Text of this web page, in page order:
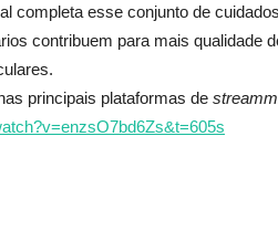
completa esse conjunto de
contribuem para mais qualidade
principais plataformas de
v=enzsO7bd6Zs&t=605s